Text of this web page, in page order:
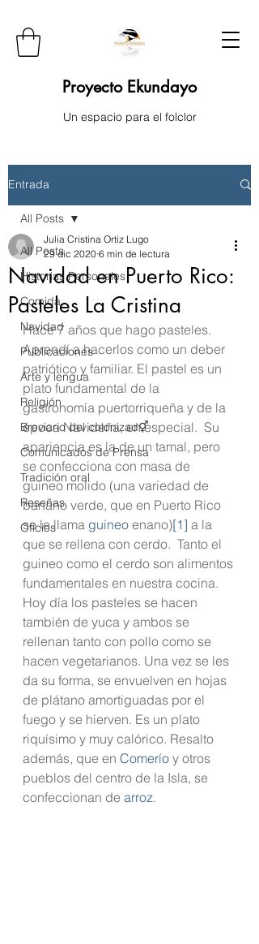
Proyecto Ekundayo
Un espacio para el folclor
Entrada
All Posts
Historias Personales
Comida
Navidad
Publicaciones
Arte y lengua
Religión
Breviario del colonizad⚥
Comunicados de Prensa
Tradición oral
Reseñas
Oficios
All Posts
Navidad en Puerto Rico:
Pasteles La Cristina
Julia Cristina Ortiz Lugo
29 dic 2020 6 min de lectura
Hace 7 años que hago pasteles.
Aprendí a hacerlos como un deber
patriótico y familiar. El pastel es un
plato fundamental de la
gastronomía puertorriqueña y de la
época Navideña, en especial.  Su
apariencia es la de un tamal, pero
se confecciona con masa de
guineo molido (una variedad de
banano verde, que en Puerto Rico
se le llama guineo enano)[1] a la
que se rellena con cerdo.  Tanto el
guineo como el cerdo son alimentos
fundamentales en nuestra cocina.
Hoy día los pasteles se hacen
también de yuca y ambos se
rellenan tanto con pollo como se
hacen vegetarianos. Una vez se les
da su forma, se envuelven en hojas
de plátano amortiguadas por el
fuego y se hierven. Es un plato
riquísimo y muy calórico. Resalto
además, que en Comerío y otros
pueblos del centro de la Isla, se
confeccionan de arroz.